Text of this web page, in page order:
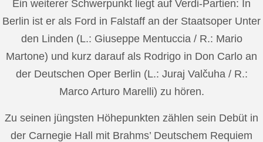
Ein weiterer Schwerpunkt liegt auf Verdi-Partien: In
Berlin ist er als Ford in Falstaff an der Staatsoper Unter
den Linden (L.: Giuseppe Mentuccia / R.: Mario
Martone) und kurz darauf als Rodrigo in Don Carlo an
der Deutschen Oper Berlin (L.: Juraj Valčuha / R.:
Marco Arturo Marelli) zu hören.
Zu seinen jüngsten Höhepunkten zählen sein Debüt in
der Carnegie Hall mit Brahms’ Deutschem Requiem